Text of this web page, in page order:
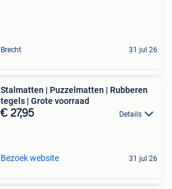
Brecht 31 jul 26
Stalmatten | Puzzelmatten | Rubberen
tegels | Grote voorraad
€ 27,95 Details
Bezoek website 31 jul 26